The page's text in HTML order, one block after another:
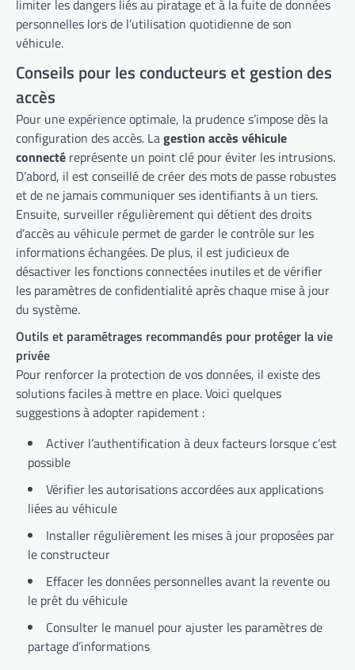
limiter les dangers liés au piratage et à la fuite de données
personnelles lors de l’utilisation quotidienne de son
véhicule.
Conseils pour les conducteurs et gestion des
accès
Pour une expérience optimale, la prudence s’impose dès la
configuration des accès. Lagestion accès véhicule
connecté représente un point clé pour éviter les intrusions.
D’abord, il est conseillé de créer des mots de passe robustes
et de ne jamais communiquer ses identifiants à un tiers.
Ensuite, surveiller régulièrement qui détient des droits
d’accès au véhicule permet de garder le contrôle sur les
informations échangées. De plus, il est judicieux de
désactiver les fonctions connectées inutiles et de vérifier
les paramètres de confidentialité après chaque mise à jour
du système.
Outils et paramétrages recommandés pour protéger la vie
privée
Pour renforcer la protection de vos données, il existe des
solutions faciles à mettre en place. Voici quelques
suggestions à adopter rapidement :
Activer l’authentification à deux facteurs lorsque c’est
possible
Vérifier les autorisations accordées aux applications
liées au véhicule
Installer régulièrement les mises à jour proposées par
le constructeur
Effacer les données personnelles avant la revente ou
le prêt du véhicule
Consulter le manuel pour ajuster les paramètres de
partage d’informations